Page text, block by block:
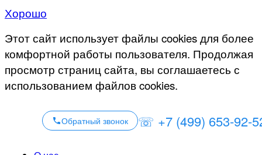
Хорошо
Этот сайт использует файлы cookies для более
комфортной работы пользователя. Продолжая
просмотр страниц сайта, вы соглашаетесь с
использованием файлов cookies.
Обратный звонок ☏ +7 (499) 653-92-